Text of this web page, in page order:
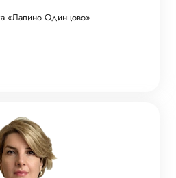
«Лапино Одинцово»